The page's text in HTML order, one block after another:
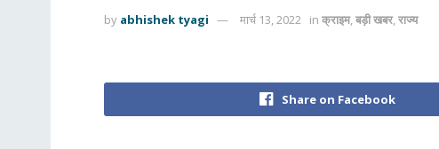
by abhishek tyagi मार्च 13, 2022 in क्राइम,बड़ी खबर,राज्य
Share on Facebook